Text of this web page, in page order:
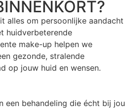
alles om persoonlijke aandacht
huidverbeterende
make-up helpen we
gezonde, stralende
op jouw huid en wensen.
een behandeling die écht bij jou